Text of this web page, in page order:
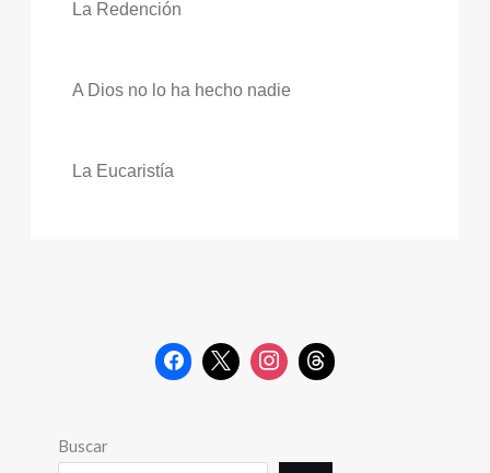
La Redención
A Dios no lo ha hecho nadie
La Eucaristía
Buscar